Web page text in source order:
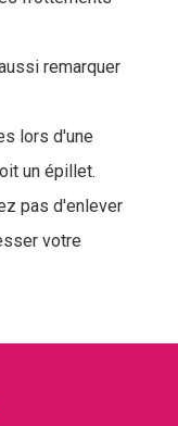
remarquer
lors d'une
un épillet.
pas d'enlever
votre